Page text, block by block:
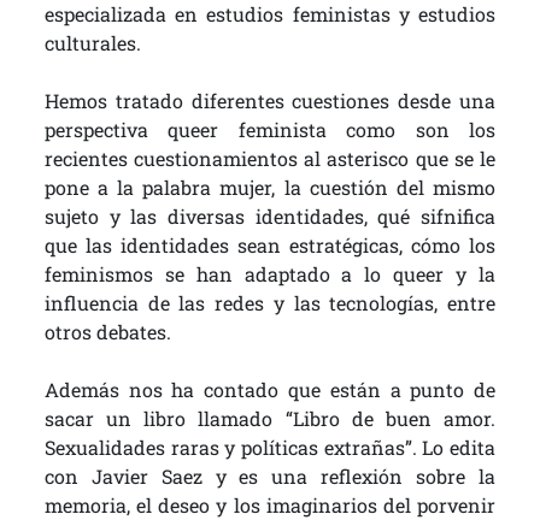
especializada en estudios feministas y estudios
culturales.
Hemos tratado diferentes cuestiones desde una
perspectiva queer feminista como son los
recientes cuestionamientos al asterisco que se le
pone a la palabra mujer, la cuestión del mismo
sujeto y las diversas identidades, qué sifnifica
que las identidades sean estratégicas, cómo los
feminismos se han adaptado a lo queer y la
influencia de las redes y las tecnologías, entre
otros debates.
Además nos ha contado que están a punto de
sacar un libro llamado “Libro de buen amor.
Sexualidades raras y políticas extrañas”. Lo edita
con Javier Saez y es una reflexión sobre la
memoria, el deseo y los imaginarios del porvenir